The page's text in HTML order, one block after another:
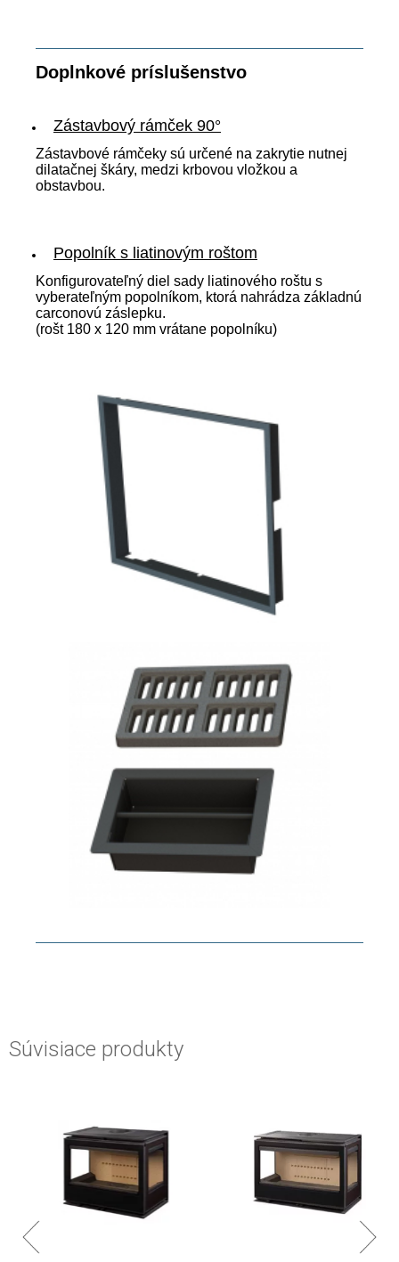
Doplnkové príslušenstvo
Zástavbový rámček 90°
Zástavbové rámčeky sú určené na zakrytie nutnej
dilatačnej škáry, medzi krbovou vložkou a
obstavbou.
Popolník s liatinovým roštom
Konfigurovateľný diel sady liatinového roštu s
vyberateľným popolníkom, ktorá nahrádza základnú
carconovú záslepku.
(rošt 180 x 120 mm vrátane popolníku)
Súvisiace produkty